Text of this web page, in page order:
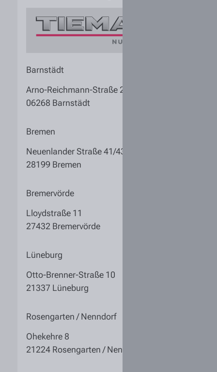
Barnstädt
Arno-Reichmann-Straße 2
06268 Barnstädt
Bremen
Neuenlander Straße 41/43
28199 Bremen
Bremervörde
Lloydstraße 11
27432 Bremervörde
Lüneburg
Otto-Brenner-Straße 10
21337 Lüneburg
Rosengarten / Nenndorf
Ohekehre 8
21224 Rosengarten / Nenndorf